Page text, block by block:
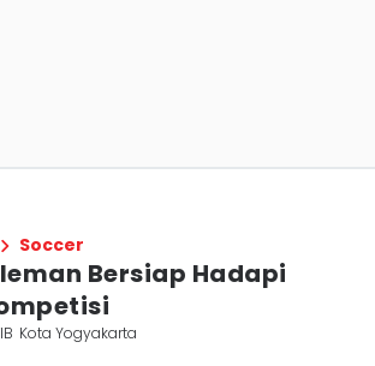
Soccer
Bersiap Hadapi
Kota Yogyakarta